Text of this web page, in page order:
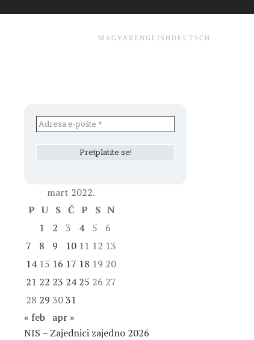
MAGYAR ENGLISH DEUTSCH
mart 2022.
P U S Č P S N
1
2 3 4 5
6
7
8 9 10 11 12 13
14 15 16 17 18 19 20
21 22 23 24 25 26 27
28 29 3031
« feb
apr »
NIS – Zajednici zajedno 2026